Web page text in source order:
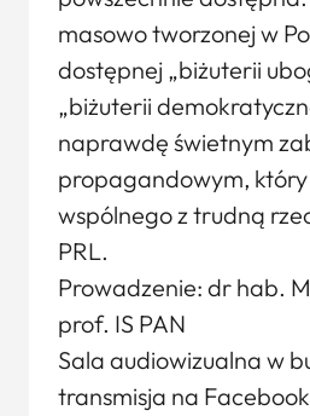
masowo tworzonej w
dostępnej „biżuterii
„biżuterii
naprawdę świetnym
propagandowym, który
wspólnego z trudną
PRL.
Prowadzenie: dr hab.
prof. IS PAN
Sala audiowizualna w
transmisja na